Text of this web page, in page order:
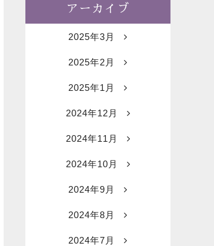
アーカイブ
2025年3月
2025年2月
2025年1月
2024年12月
2024年11月
2024年10月
2024年9月
2024年8月
2024年7月